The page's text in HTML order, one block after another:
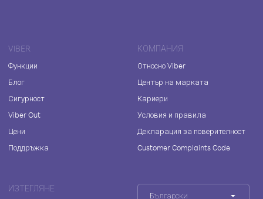
VIBER
Функции
Блог
Сигурност
Viber Out
Цени
Поддръжка
КОМПАНИЯ
Относно Viber
Център на марката
Кариери
Условия и правила
Декларация за поверителност
Customer Complaints Code
ИЗТЕГЛЯНЕ
Български